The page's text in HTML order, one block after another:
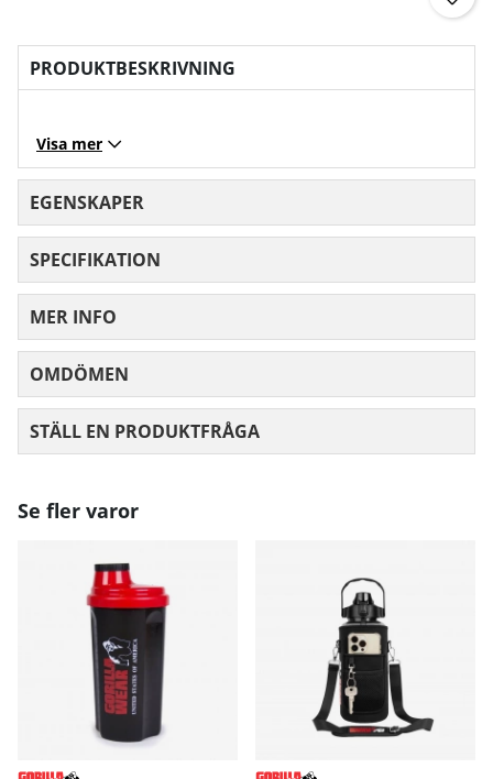
PRODUKTBESKRIVNING
Visa mer
EGENSKAPER
SPECIFIKATION
MER INFO
OMDÖMEN
STÄLL EN PRODUKTFRÅGA
Se fler varor